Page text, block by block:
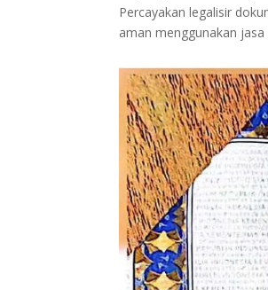
Percayakan legalisir
aman menggunakan